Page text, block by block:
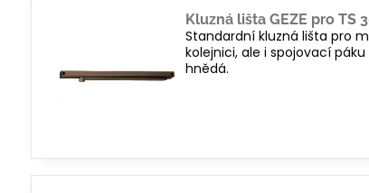
Kluzná lišta GEZE pro
Standardní kluzná lišta pro
kolejnici, ale i spojovací
hnědá.